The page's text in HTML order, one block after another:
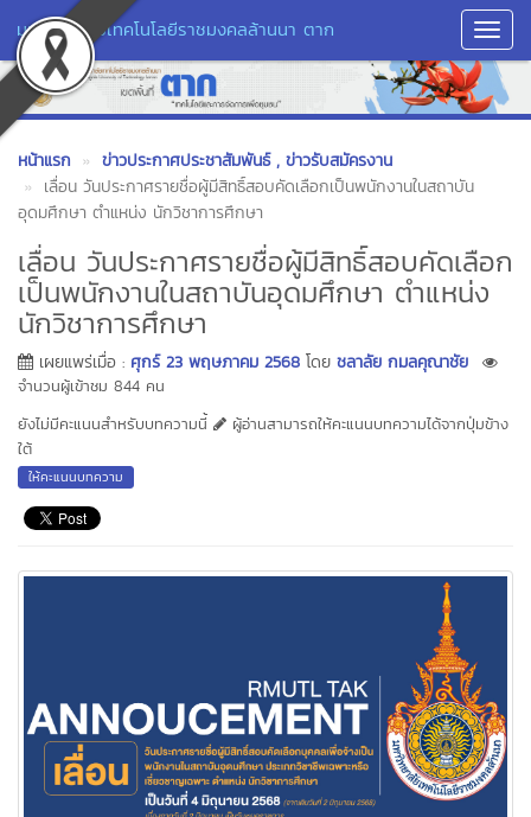
มหาวิทยาลัยเทคโนโลยีราชมงคลล้านนา ตาก
หน้าแรก ข่าวประกาศประชาสัมพันธ์ , ข่าวรับสมัครงาน
เลื่อน วันประกาศรายชื่อผู้มีสิทธิ์สอบคัดเลือกเป็นพนักงานในสถาบัน
อุดมศึกษา ตำแหน่ง นักวิชาการศึกษา
เลื่อน วันประกาศรายชื่อผู้มีสิทธิ์สอบคัดเลือก
เป็นพนักงานในสถาบันอุดมศึกษา ตำแหน่ง
นักวิชาการศึกษา
เผยแพร่เมื่อ : ศุกร์ 23 พฤษภาคม 2568 โดย ชลาลัย กมลคุณาชัย
จำนวนผู้เข้าชม 844 คน
ยังไม่มีคะแนนสำหรับบทความนี้
ผู้อ่านสามารถให้คะแนนบทความได้จากปุ่มข้าง
ใต้
ให้คะแนนบทความ